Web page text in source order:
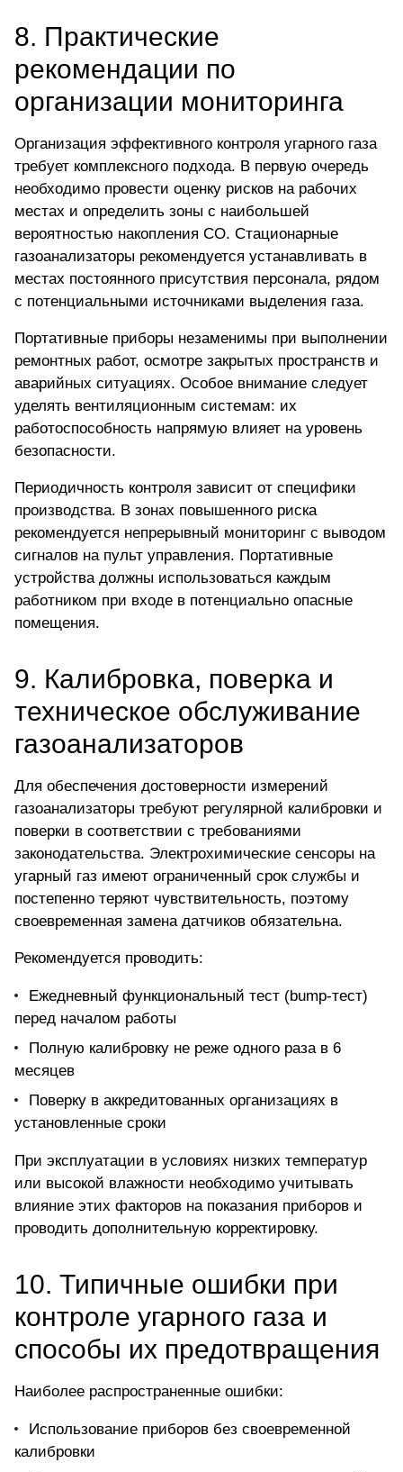
8. Практические
рекомендации по
организации мониторинга
Организация эффективного контроля угарного газа
требует комплексного подхода. В первую очередь
необходимо провести оценку рисков на рабочих
местах и определить зоны с наибольшей
вероятностью накопления СО. Стационарные
газоанализаторы рекомендуется устанавливать в
местах постоянного присутствия персонала, рядом
с потенциальными источниками выделения газа.
Портативные приборы незаменимы при выполнении
ремонтных работ, осмотре закрытых пространств и
аварийных ситуациях. Особое внимание следует
уделять вентиляционным системам: их
работоспособность напрямую влияет на уровень
безопасности.
Периодичность контроля зависит от специфики
производства. В зонах повышенного риска
рекомендуется непрерывный мониторинг с выводом
сигналов на пульт управления. Портативные
устройства должны использоваться каждым
работником при входе в потенциально опасные
помещения.
9. Калибровка, поверка и
техническое обслуживание
газоанализаторов
Для обеспечения достоверности измерений
газоанализаторы требуют регулярной калибровки и
поверки в соответствии с требованиями
законодательства. Электрохимические сенсоры на
угарный газ имеют ограниченный срок службы и
постепенно теряют чувствительность, поэтому
своевременная замена датчиков обязательна.
Рекомендуется проводить:
Ежедневный функциональный тест (bump-тест)
перед началом работы
Полную калибровку не реже одного раза в 6
месяцев
Поверку в аккредитованных организациях в
установленные сроки
При эксплуатации в условиях низких температур
или высокой влажности необходимо учитывать
влияние этих факторов на показания приборов и
проводить дополнительную корректировку.
10. Типичные ошибки при
контроле угарного газа и
способы их предотвращения
Наиболее распространенные ошибки:
Использование приборов без своевременной
калибровки